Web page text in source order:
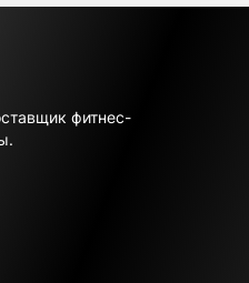
фитнес-